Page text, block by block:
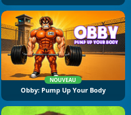
NOUVEAU
Obby: Pump Up Your Body